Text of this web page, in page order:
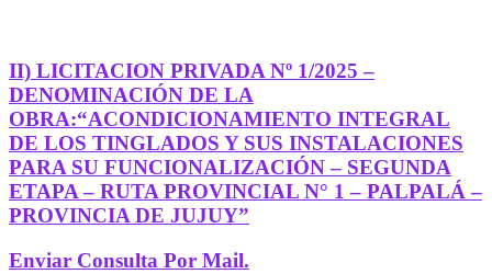
II) LICITACION PRIVADA Nº 1/2025 –
DENOMINACIÓN DE LA
OBRA:“ACONDICIONAMIENTO INTEGRAL
DE LOS TINGLADOS Y SUS INSTALACIONES
PARA SU FUNCIONALIZACIÓN – SEGUNDA
ETAPA – RUTA PROVINCIAL N° 1 – PALPALÁ –
PROVINCIA DE JUJUY”
Enviar Consulta Por Mail.